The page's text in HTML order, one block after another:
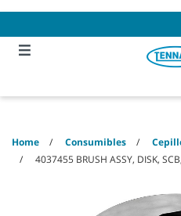
content
navigation
menu
Home Consumibles
4037455 BRUSH ASSY, DISK,